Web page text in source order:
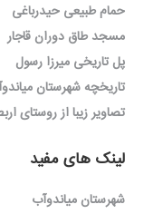
حمام طبیعی حیدرباغی
مسجد طاق دوران قاجار
پل تاریخی میرزا رسول
تاریخچه شهرستان
تصاویر زیبا از روستای
لینک های مفید
شهرستان میاندوآب